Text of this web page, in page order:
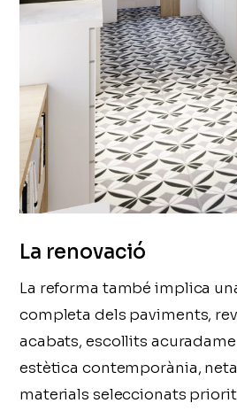
La renovació
La reforma també implica
completa dels paviments,
acabats, escollits
estètica contemporània,
materials seleccionats